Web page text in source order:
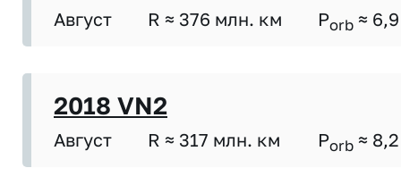
Август R ≈ 376 млн. км Porb ≈ 6,9
2018 VN2
Август R ≈ 317 млн. км Porb ≈ 8,2